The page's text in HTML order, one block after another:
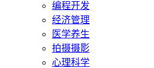
编程开发
经济管理
医学养生
拍摄摄影
心理科学